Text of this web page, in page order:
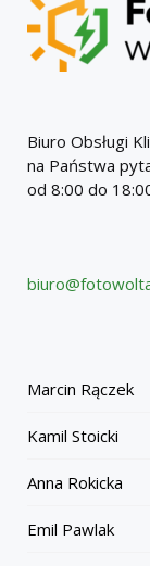
Biuro Obsługi
na Państwa
od 8:00 do
Marcin Rączek
Kamil Stoicki
Anna Rokicka
Emil Pawlak